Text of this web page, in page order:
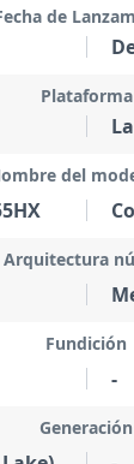
de
Plataforma
del
Arquitectura
Fundición
-
Generación